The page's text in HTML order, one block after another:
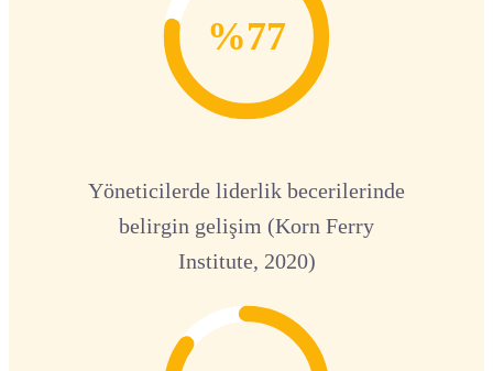
%77
Yöneticilerde liderlik becerilerinde
belirgin gelişim (Korn Ferry
Institute, 2020)